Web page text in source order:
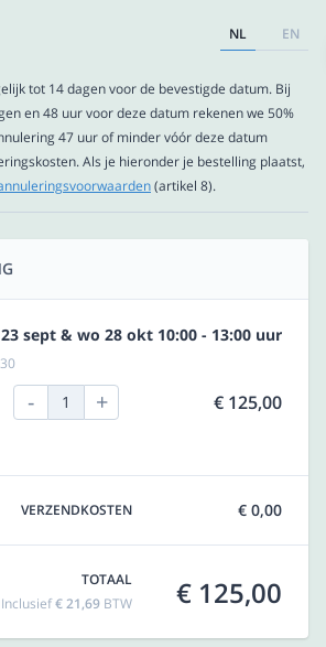
NL EN
tot 14 dagen voor de bevestigde datum. Bij
en 48 uur voor deze datum rekenen we 50%
47 uur of minder vóór deze datum
Als je hieronder je bestelling plaatst,
(artikel 8).
sept & wo 28 okt 10:00 - 13:00 uur
- 1 + € 125,00
VERZENDKOSTEN € 0,00
TOTAAL
Inclusief€ 21,69 BTW € 125,00